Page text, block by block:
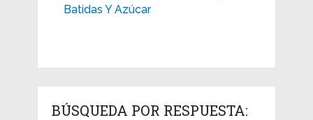
Batidas Y Azúcar
BÚSQUEDA POR RESPUESTA: